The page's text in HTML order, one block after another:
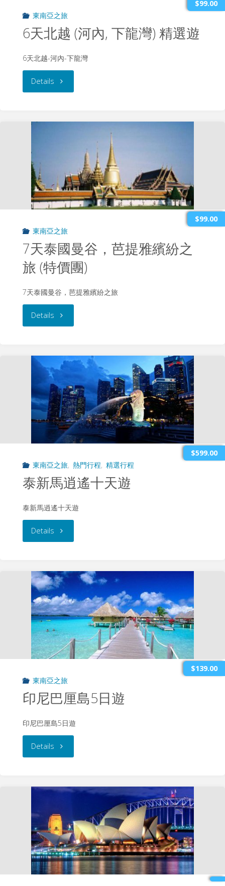
豪
華
遊"
$99.00
東南亞之旅
6天北越 (河內, 下龍灣) 精選遊
6天北越-河內-下龍灣
Details "6
北
內,
下
龍
灣)
精
選
遊"
$99.00
東南亞之旅
7天泰國曼谷，芭提雅繽紛之
旅 (特價團)
7天泰國曼谷，芭提雅繽紛之旅
Details "7
泰
曼
谷，
芭
提
雅
繽
紛
旅
(特
價
團)"
$599.00
東南亞之旅, 熱門行程, 精選行程
泰新馬逍遙十天遊
泰新馬逍遙十天遊
Details "泰
馬
逍
遙
十
天
遊"
$139.00
東南亞之旅
印尼巴厘島5日遊
印尼巴厘島5日遊
Details "印
巴
島
5
日